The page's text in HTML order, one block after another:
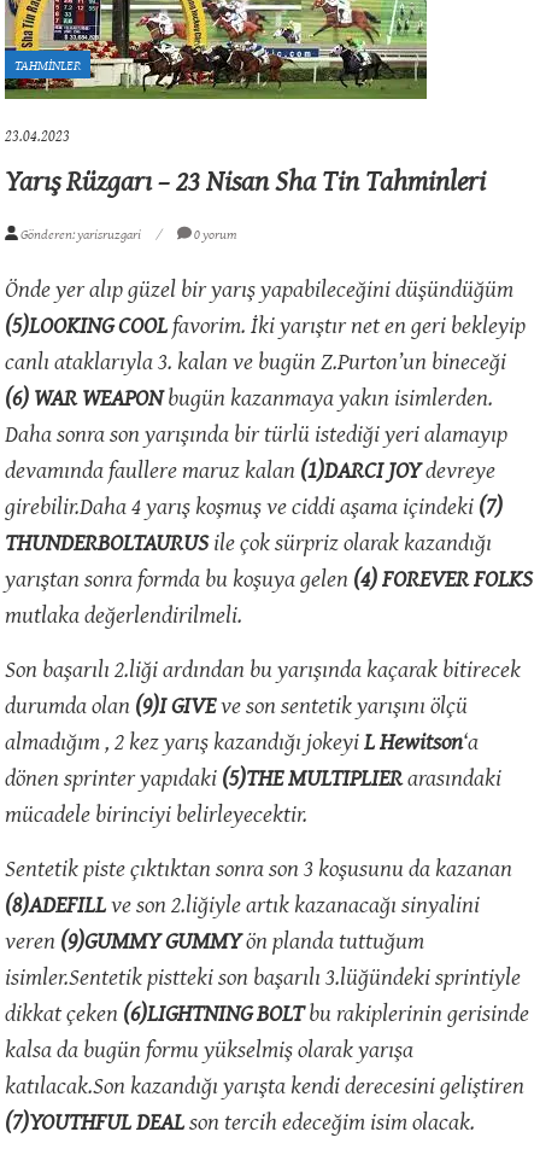
TAHMİNLER
23.04.2023
Yarış Rüzgarı – 23 Nisan Sha Tin Tahminleri
Gönderen: yarisruzgari 0 yorum
Önde yer alıp güzel bir yarış yapabileceğini düşündüğüm
(5)LOOKING COOLfavorim. İki yarıştır net en geri bekleyip
canlı ataklarıyla 3. kalan ve bugün Z.Purton’un bineceği
(6) WAR WEAPONbugün kazanmaya yakın isimlerden.
Daha sonra son yarışında bir türlü istediği yeri alamayıp
devamında faullere maruz kalan(1)DARCI JOYdevreye
girebilir.Daha 4 yarış koşmuş ve ciddi aşama içindeki(7)
THUNDERBOLTAURUSile çok sürpriz olarak kazandığı
yarıştan sonra formda bu koşuya gelen(4) FOREVER FOLKS
mutlaka değerlendirilmeli.
Son başarılı 2.liği ardından bu yarışında kaçarak bitirecek
durumda olan(9)I GIVEve son sentetik yarışını ölçü
almadığım , 2 kez yarış kazandığı jokeyiL Hewitson‘a
dönen sprinter yapıdaki(5)THE MULTIPLIERarasındaki
mücadele birinciyi belirleyecektir.
Sentetik piste çıktıktan sonra son 3 koşusunu da kazanan
(8)ADEFILLve son 2.liğiyle artık kazanacağı sinyalini
veren(9)GUMMY GUMMYön planda tuttuğum
isimler.Sentetik pistteki son başarılı 3.lüğündeki sprintiyle
dikkat çeken(6)LIGHTNING BOLTbu rakiplerinin gerisinde
kalsa da bugün formu yükselmiş olarak yarışa
katılacak.Son kazandığı yarışta kendi derecesini geliştiren
(7)YOUTHFUL DEALson tercih edeceğim isim olacak.